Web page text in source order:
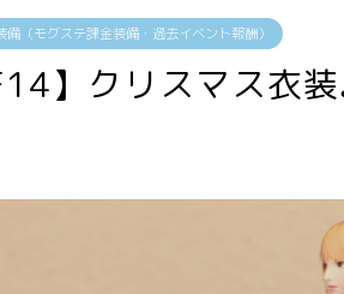
備（モグステ課金装備・過去イベント報酬）
】クリスマス衣